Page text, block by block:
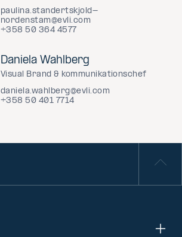
paulina.standertskjold-
nordenstam@evli.com
+358 50 364 4577
Daniela Wahlberg
Visual Brand & kommunikationschef
daniela.wahlberg@evli.com
+358 50 401 7714